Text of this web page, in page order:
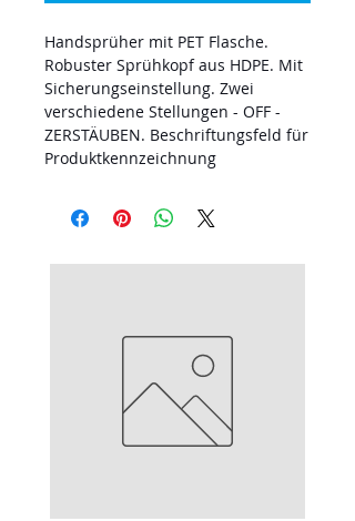
Handsprüher mit PET Flasche.
Robuster Sprühkopf aus HDPE. Mit
Sicherungseinstellung. Zwei
verschiedene Stellungen - OFF -
ZERSTÄUBEN. Beschriftungsfeld für
Produktkennzeichnung